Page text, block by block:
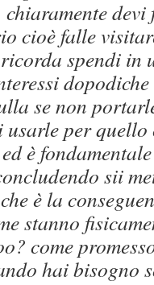
devi
cioè falle
spendi in
dopodiche
se non
usarle per quello
è
sii
è la
stanno
come
hai bisogno